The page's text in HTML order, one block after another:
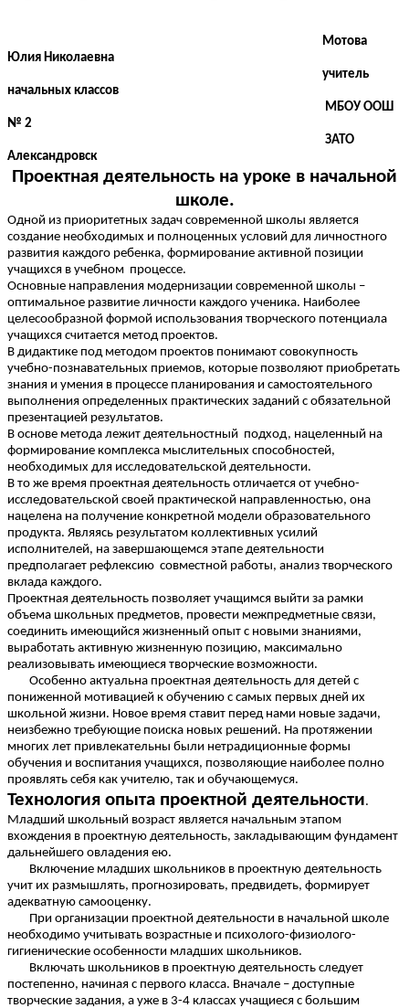
Мотова
Юлия Николаевна
учитель
начальных классов
МБОУ ООШ
№ 2
ЗАТО
Александровск
Проектная деятельность на уроке в начальной
школе.
Одной из приоритетных задач современной школы является
создание необходимых и полноценных условий для личностного
развития каждого ребенка, формирование активной позиции
учащихся в учебном процессе.
Основные направления модернизации современной школы –
оптимальное развитие личности каждого ученика. Наиболее
целесообразной формой использования творческого потенциала
учащихся считается метод проектов.
В дидактике под методом проектов понимают совокупность
учебно-познавательных приемов, которые позволяют приобретать
знания и умения в процессе планирования и самостоятельного
выполнения определенных практических заданий с обязательной
презентацией результатов.
В основе метода лежит деятельностный подход, нацеленный на
формирование комплекса мыслительных способностей,
необходимых для исследовательской деятельности.
В то же время проектная деятельность отличается от учебно-
исследовательской своей практической направленностью, она
нацелена на получение конкретной модели образовательного
продукта. Являясь результатом коллективных усилий
исполнителей, на завершающемся этапе деятельности
предполагает рефлексию совместной работы, анализ творческого
вклада каждого.
Проектная деятельность позволяет учащимся выйти за рамки
объема школьных предметов, провести межпредметные связи,
соединить имеющийся жизненный опыт с новыми знаниями,
выработать активную жизненную позицию, максимально
реализовывать имеющиеся творческие возможности.
Особенно актуальна проектная деятельность для детей с
пониженной мотивацией к обучению с самых первых дней их
школьной жизни. Новое время ставит перед нами новые задачи,
неизбежно требующие поиска новых решений. На протяжении
многих лет привлекательны были нетрадиционные формы
обучения и воспитания учащихся, позволяющие наиболее полно
проявлять себя как учителю, так и обучающемуся.
Технология опыта проектной деятельности.
Младший школьный возраст является начальным этапом
вхождения в проектную деятельность, закладывающим фундамент
дальнейшего овладения ею.
Включение младших школьников в проектную деятельность
учит их размышлять, прогнозировать, предвидеть, формирует
адекватную самооценку.
При организации проектной деятельности в начальной школе
необходимо учитывать возрастные и психолого-физиолого-
гигиенические особенности младших школьников.
Включать школьников в проектную деятельность следует
постепенно, начиная с первого класса. Вначале – доступные
творческие задания, а уже в 3-4 классах учащиеся с большим